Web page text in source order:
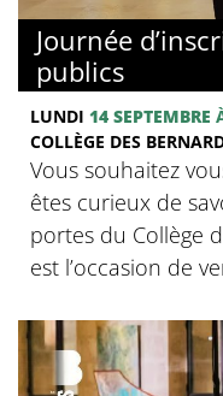
Journée
publics
LUNDI 14 SEPTEMBRE
COLLÈGE DES
Vous souhaitez
êtes curieux de
portes du Collège
est l’occasion de